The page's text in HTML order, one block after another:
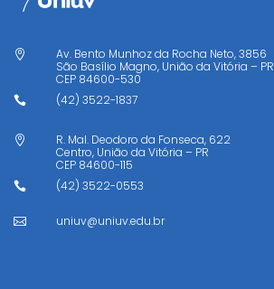

Av. Bento Munhoz da Rocha Neto, 3856
São Basílio Magno, União da Vitória – PR
CEP 84600-530
 (42) 3522-1837

R. Mal. Deodoro da Fonseca, 622
Centro, União da Vitória – PR
CEP 84600-115
 (42) 3522-0553
 uniuv@uniuv.edu.br